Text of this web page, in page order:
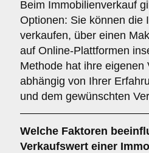
Beim Immobilienverkauf
Optionen: Sie können die
verkaufen, über einen
auf Online-Plattformen
Methode hat ihre eigenen
abhängig von Ihrer
und dem gewünschten
Welche Faktoren
Verkaufswert einer